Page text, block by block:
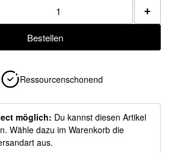
hinzufügen +
Bestellen
Ressourcenschonend
möglich: Du kannst diesen Artikel
Wähle dazu im Warenkorb die
aus.